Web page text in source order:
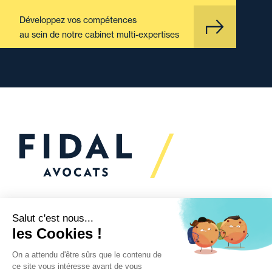
Développez vos compétences
au sein de notre cabinet multi-expertises
Vous souhaitez échanger
avec nous ?
Nous sommes